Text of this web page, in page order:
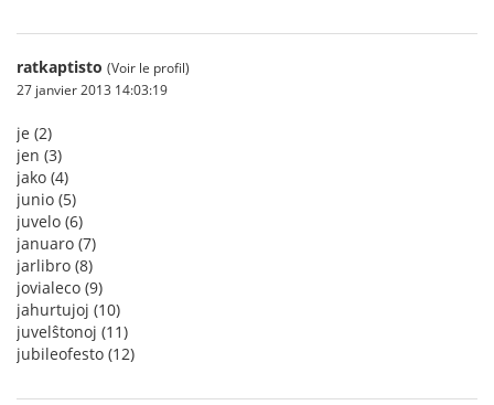
ratkaptisto (Voir le profil)
27 janvier 2013 14:03:19
je (2)
jen (3)
jako (4)
junio (5)
juvelo (6)
januaro (7)
jarlibro (8)
jovialeco (9)
jahurtujoj (10)
juvelŝtonoj (11)
jubileofesto (12)